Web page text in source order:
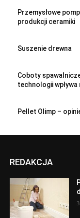
Przemysłowe
produkcji ceramiki
Suszenie drewna
Coboty
technologii
Pellet Olimp –
REDAKCJA